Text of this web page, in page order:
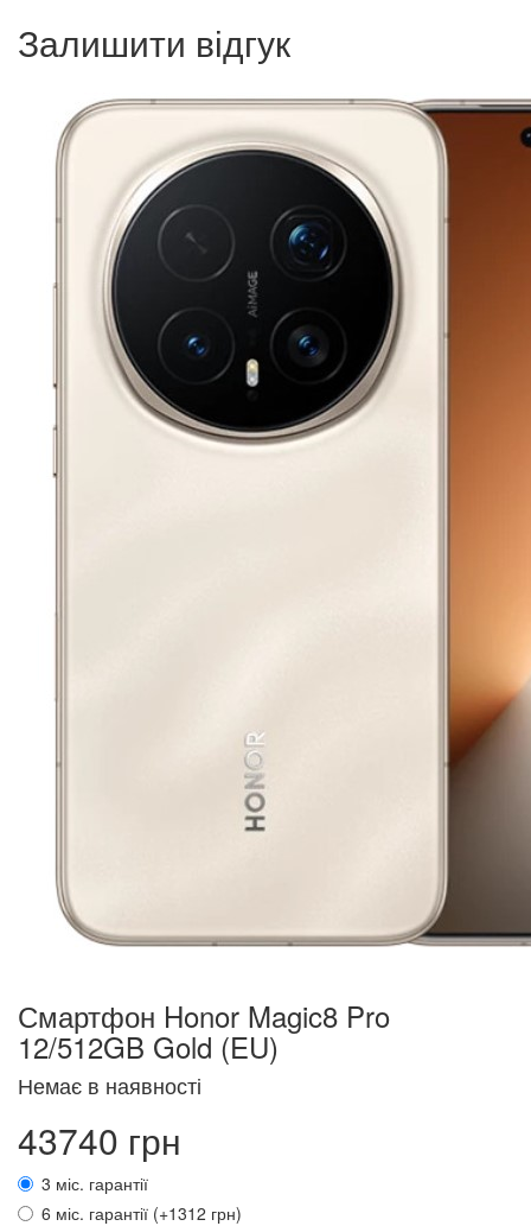
Залишити відгук
Смартфон Honor Magic8 Pro
12/512GB Gold (EU)
Немає в наявності
43740 грн
3 міс. гарантії
6 міс. гарантії (+1312 грн)